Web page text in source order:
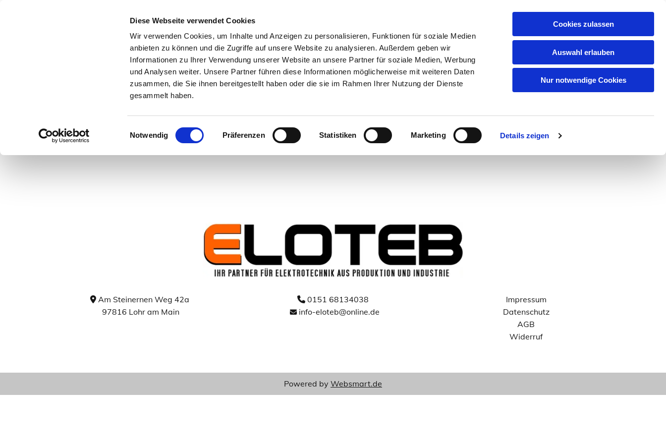
Diese Webseite verwendet Cookies
Wir verwenden Cookies, um Inhalte und Anzeigen zu personalisieren, Funktionen für soziale Medien
anbieten zu können und die Zugriffe auf unsere Website zu analysieren. Außerdem geben wir
Informationen zu Ihrer Verwendung unserer Website an unsere Partner für soziale Medien, Werbung
und Analysen weiter. Unsere Partner führen diese Informationen möglicherweise mit weiteren Daten
zusammen, die Sie ihnen bereitgestellt haben oder die sie im Rahmen Ihrer Nutzung der Dienste
gesammelt haben.
Einwilligungsauswahl
Notwendig Präferenzen Statistiken Marketing Details zeigen
Cookies zulassen
Auswahl erlauben
Nur notwendige Cookies
Shop
Artikelsuche
Warenkorb
Über uns Leistungen Reparaturservice Produktkatalog Referenzen Ankauf Qualität Partner/Marken Kontakt
Hier geht es zu unserenAGB, zum Widerrufsrecht, zum Impressum und zu unserem Datenschutz.
Am Steinernen Weg 42a
97816 Lohr am Main
 0151 68134038
 info-eloteb@online.de
Impressum
Datenschutz
AGB
Widerruf
Powered by Websmart.de